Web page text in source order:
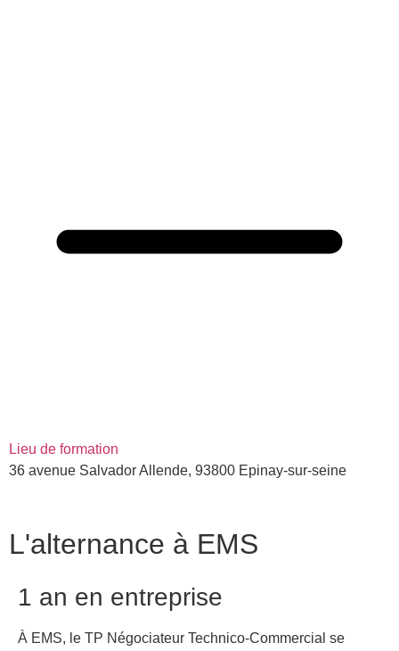
Lieu de formation
36 avenue Salvador Allende, 93800 Epinay-sur-seine
L'alternance à EMS
1 an en entreprise
À EMS, le TP Négociateur Technico-Commercial se